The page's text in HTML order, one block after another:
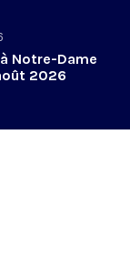
Notre-Dame
2026